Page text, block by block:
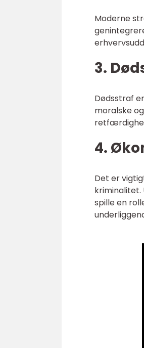
Moderne
3.
Dødsstraf
moralske
4.
Det er
kriminalitet.
spille en